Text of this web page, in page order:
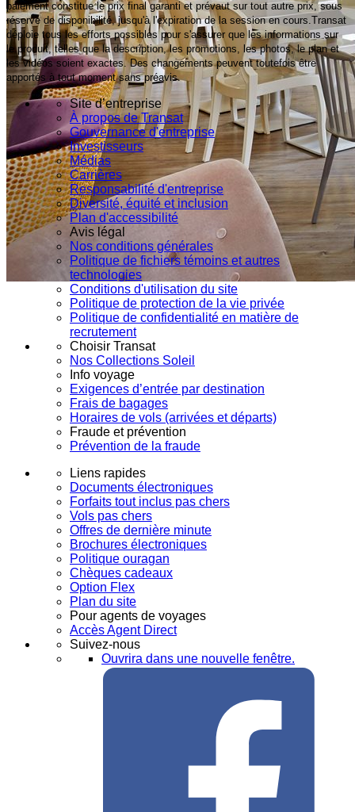
paiement constitue le prix final garanti et prévaut sur tout autre prix, sous
réserve de disponibilité, jusqu'à l'expiration de la session en cours.Transat
déploie tous les efforts possibles pour s'assurer que les informations sur
le produit, telles que la description, les promotions, les photos, le plan et
les vidéos soient exactes. Des changements peuvent toutefois être
apportés à tout moment sans préavis.
Site d’entreprise
À propos de Transat
Gouvernance d'entreprise
Investisseurs
Médias
Carrières
Responsabilité d'entreprise
Diversité, équité et inclusion
Plan d'accessibilité
Avis légal
Nos conditions générales
Politique de fichiers témoins et autres
technologies
Conditions d'utilisation du site
Politique de protection de la vie privée
Politique de confidentialité en matière de
recrutement
Choisir Transat
Nos Collections Soleil
Info voyage
Exigences d’entrée par destination
Frais de bagages
Horaires de vols (arrivées et départs)
Fraude et prévention
Prévention de la fraude
Liens rapides
Documents électroniques
Forfaits tout inclus pas chers
Vols pas chers
Offres de dernière minute
Brochures électroniques
Politique ouragan
Chèques cadeaux
Option Flex
Plan du site
Pour agents de voyages
Accès Agent Direct
Suivez-nous
Ouvrira dans une nouvelle fenêtre.